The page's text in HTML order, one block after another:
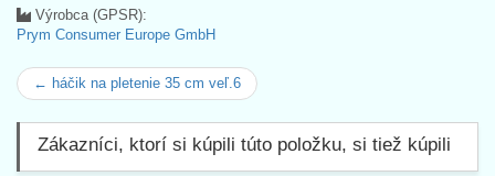
Výrobca (GPSR):
Prym Consumer Europe GmbH
← háčik na pletenie 35 cm veľ.6
Zákazníci, ktorí si kúpili túto položku, si tiež kúpili